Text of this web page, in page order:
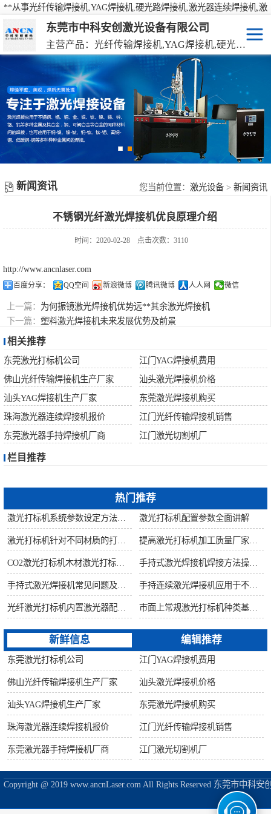
**从事光纤传输焊接机,YAG焊接机,硬光路焊接机,激光器连续焊接机,激
光焊接机,激光打标机,激光切割机等产品的研发、生产、销售
东莞市中科安创激光设备有限公司
主营产品：光纤传输焊接机,YAG焊接机,硬光路焊接机,激光器连续焊接机
新闻资讯 您当前位置： 激光设备 > 新闻资讯
不锈钢光纤激光焊接机优良原理介绍
时间：2020-02-28 点击次数：3110
http://www.ancnlaser.com
百度分享： QQ空间 新浪微博 腾讯微博 人人网 微信
上一篇： 为何振镜激光焊接机优势远**其余激光焊接机
下一篇： 塑料激光焊接机未来发展优势及前景
相关推荐
东莞激光打标机公司
江门YAG焊接机费用
佛山光纤传输焊接机生产厂家
汕头激光焊接机价格
汕头YAG焊接机生产厂家
东莞激光焊接机购买
珠海激光器连续焊接机报价
江门光纤传输焊接机销售
东莞激光器手持焊接机厂商
江门激光切割机厂
栏目推荐
热门推荐
激光打标机配置参数全面讲解
新鲜信息 编辑推荐
东莞激光打标机公司 江门YAG焊接机费用
佛山光纤传输焊接机生产厂家 汕头激光焊接机价格
汕头YAG焊接机生产厂家 东莞激光焊接机购买
珠海激光器连续焊接机报价 江门光纤传输焊接机销售
东莞激光器手持焊接机厂商 江门激光切割机厂
Copyright @ 2019 www.ancnLaser.com All Rights Reserved 东莞市中科
激光焊接机
激光打标机
激光切割机
YAG硬光路激光焊接机
光纤传输激光焊接机
光纤激光器连续焊接机
机械手激光焊接机
手持激光焊接机